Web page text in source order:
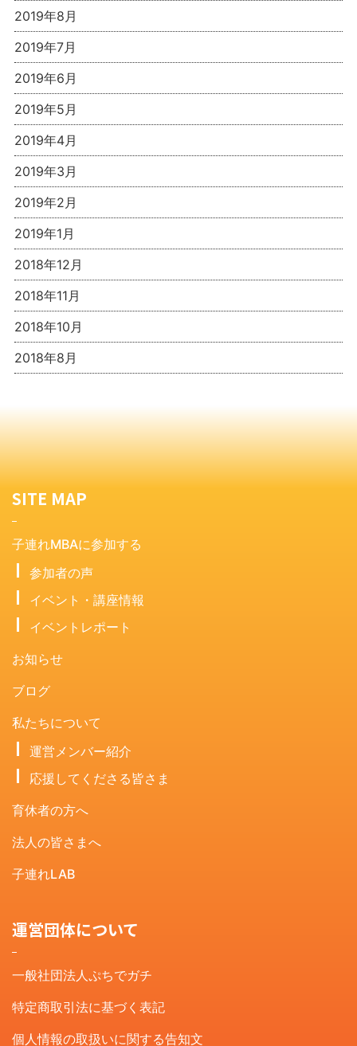
2019年8月
2019年7月
2019年6月
2019年5月
2019年4月
2019年3月
2019年2月
2019年1月
2018年12月
2018年11月
2018年10月
2018年8月
SITE MAP
子連れMBAに参加する
参加者の声
イベント・講座情報
イベントレポート
お知らせ
ブログ
私たちについて
運営メンバー紹介
応援してくださる皆さま
育休者の方へ
法人の皆さまへ
子連れLAB
運営団体について
一般社団法人ぷちでガチ
特定商取引法に基づく表記
個人情報の取扱いに関する告知文